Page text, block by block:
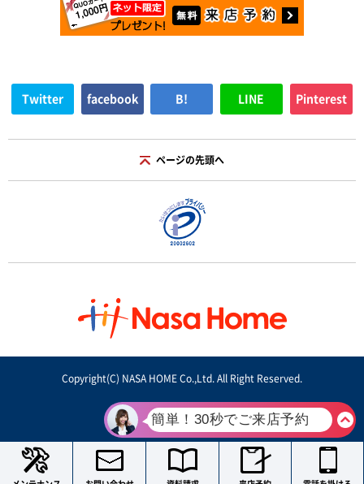
Twitter facebook B! LINE Pinterest
ページの先頭へ
Copyright(C) NASA HOME Co.,Ltd. All Right Reserved.